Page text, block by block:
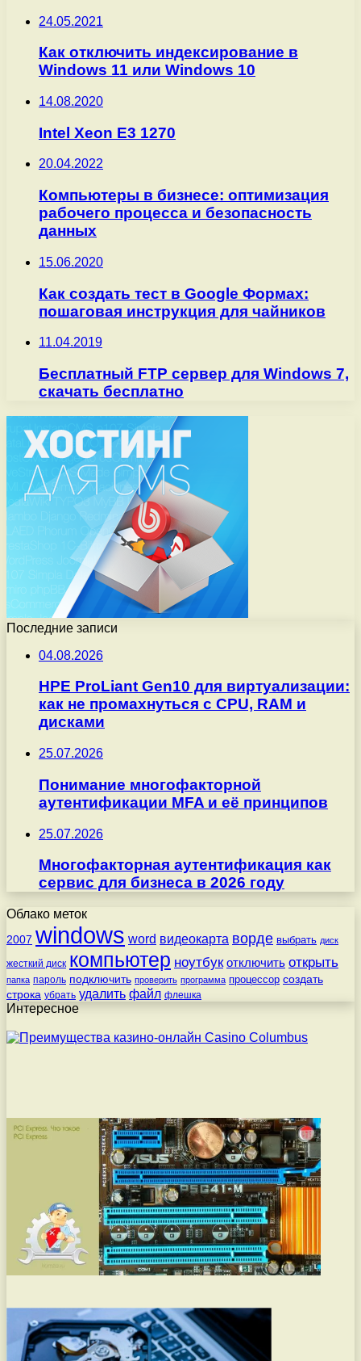
24.05.2021
Как отключить индексирование в
Windows 11 или Windows 10
14.08.2020
Intel Xeon E3 1270
20.04.2022
Компьютеры в бизнесе: оптимизация
рабочего процесса и безопасность
данных
15.06.2020
Как создать тест в Google Формах:
пошаговая инструкция для чайников
11.04.2019
Бесплатный FTP сервер для Windows 7,
скачать бесплатно
Последние записи
04.08.2026
HPE ProLiant Gen10 для виртуализации:
как не промахнуться с CPU, RAM и
дисками
25.07.2026
Понимание многофакторной
аутентификации MFA и её принципов
25.07.2026
Многофакторная аутентификация как
сервис для бизнеса в 2026 году
Облако меток
2007 windows word видеокарта ворде выбрать диск
жесткий диск компьютер ноутбук отключить открыть
папка пароль подключить проверить программа процессор создать
строка убрать удалить файл флешка
Интересное